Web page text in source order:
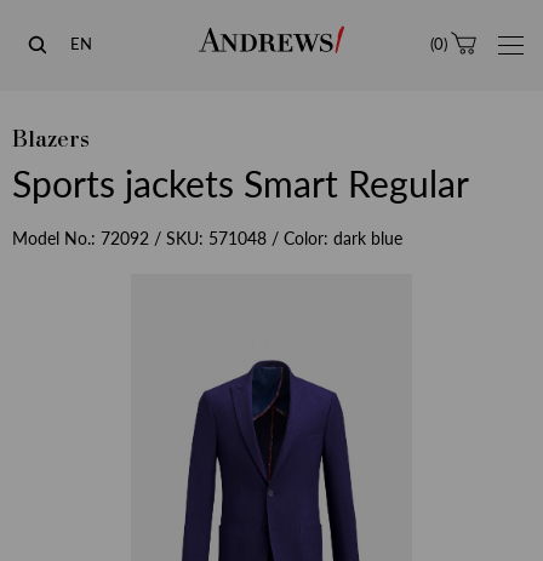
Andrews
EN (0)
Blazers
Sports jackets Smart Regular
Model No.: 72092 / SKU: 571048 / Color: dark blue